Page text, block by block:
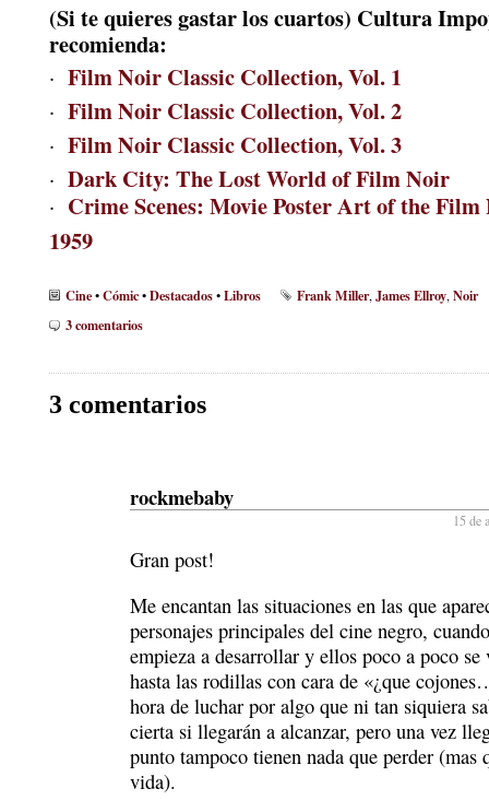
(Si te quieres gastar los cuartos) Cultura
recomienda:
· Film Noir Classic Collection, Vol. 1
· Film Noir Classic Collection, Vol. 2
· Film Noir Classic Collection, Vol. 3
· Dark City: The Lost World of Film Noir
· Crime Scenes: Movie Poster Art of the
1959
Cine•Cómic•Destacados•Libros Frank Miller,James Ellroy,Noir
3 comentarios
3 comentarios
rockmebaby
15 de
Gran post!
Me encantan las situaciones en las que
personajes principales del cine negro,
empieza a desarrollar y ellos poco a poco se
hasta las rodillas con cara de «¿que
hora de luchar por algo que ni tan siquiera
cierta si llegarán a alcanzar, pero una vez
punto tampoco tienen nada que perder (mas
vida).